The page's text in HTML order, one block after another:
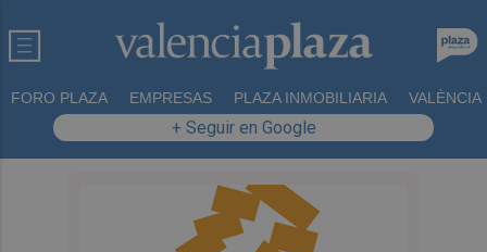
FORO PLAZA EMPRESAS PLAZA INMOBILIARIA VALÈNCIA
+ Seguir en Google